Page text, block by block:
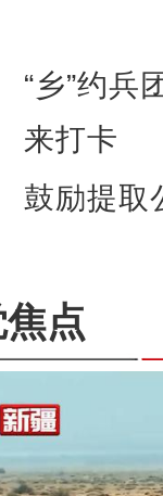
“乡”约兵
来打卡
鼓励提取
点
重大历史题